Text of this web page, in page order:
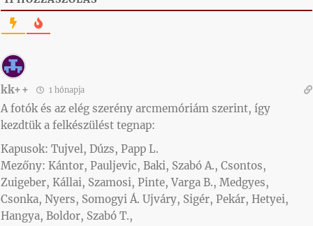
kk++ 1 hónapja
A fotók és az elég szerény arcmemóriám szerint, így
kezdtük a felkészülést tegnap:
Kapusok: Tujvel, Dúzs, Papp L.
Mezőny: Kántor, Pauljevic, Baki, Szabó A., Csontos,
Zuigeber, Kállai, Szamosi, Pinte, Varga B., Medgyes,
Csonka, Nyers, Somogyi Á. Ujváry, Sigér, Pekár, Hetyei,
Hangya, Boldor, Szabó T.,